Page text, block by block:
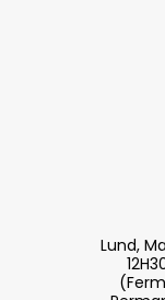
Lund,